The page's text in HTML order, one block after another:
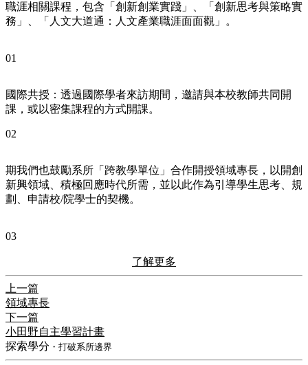
職涯相關課程，包含「創新創業實踐」、「創新思考與策略實
務」、「人文大道通：人文產業職涯面面觀」。
01
國際共授：透過國際學者來訪期間，邀請與本校教師共同開
課，或以密集課程的方式開課。
02
期我們也鼓勵系所「跨教學單位」合作開授領域專長，以開創
新興領域、積極回應時代所需，並以此作為引導學生思考、規
劃、申請校/院學士的契機。
03
了解更多
上一篇
領域專長
下一篇
小田野自主學習計畫
探索學分 ・打破系所邊界